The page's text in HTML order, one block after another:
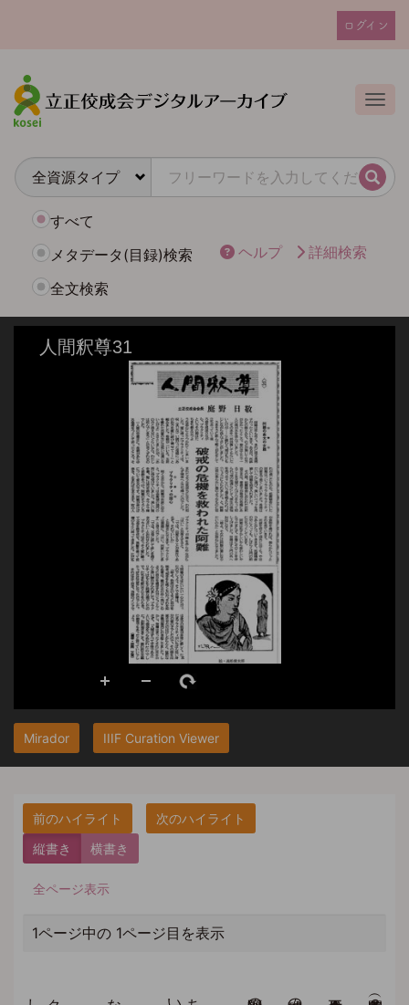
ン
テ
ン
ユ
カ
ウ
ト
ュ
ログイン
検索
すべて
メタデータ(目録)検索
全文検索
ヘルプ 詳細検索
Mirador IIIF Curation Viewer
縦書き 横書き
全ページ表示
1ページ中の 1ページ目を表示